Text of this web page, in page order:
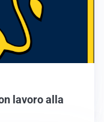
lavoro alla